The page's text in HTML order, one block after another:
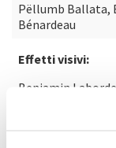
Pëllumb Ballata,
Bénardeau
Effetti visivi:
Benjamin Laborde